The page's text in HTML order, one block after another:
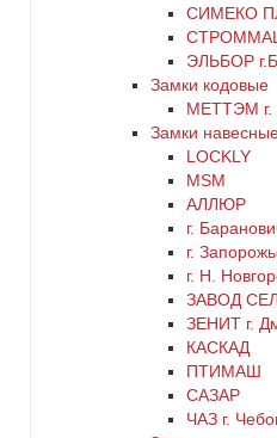
СИМЕКО
ЭЛЬБОР
Замки кодовые
МЕТТЭМ г.
Замки
LOCKLY
MSM
АЛЛЮР
г.
г.
г. Н.
ЗАВОД
ЗЕНИТ г.
КАСКАД
ПТИМАШ
САЗАР
ЧАЗ г.